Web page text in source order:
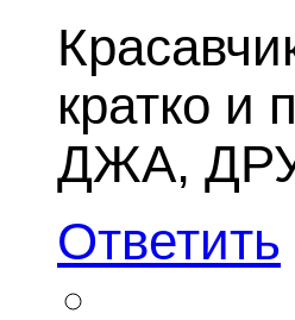
кратко и
ДЖА,
Ответить